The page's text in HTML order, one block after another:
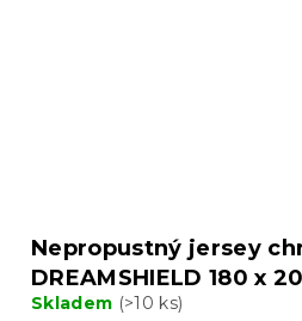
Nepropustný jersey
DREAMSHIELD 180 x
Skladem (>10 ks)